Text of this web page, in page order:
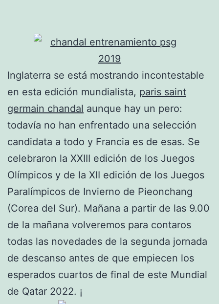
Inglaterra se está mostrando incontestable
en esta edición mundialista, paris saint
germain chandal aunque hay un pero:
todavía no han enfrentado una selección
candidata a todo y Francia es de esas. Se
celebraron la XXIII edición de los Juegos
Olímpicos y de la XII edición de los Juegos
Paralímpicos de Invierno de Pieonchang
(Corea del Sur). Mañana a partir de las 9.00
de la mañana volveremos para contaros
todas las novedades de la segunda jornada
de descanso antes de que empiecen los
esperados cuartos de final de este Mundial
de Qatar 2022. ¡